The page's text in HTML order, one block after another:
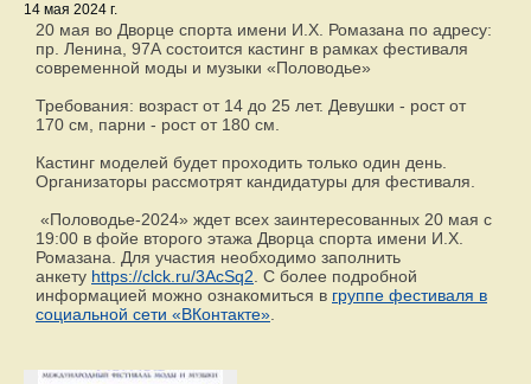
14 мая 2024 г.
20 мая во Дворце спорта имени И.Х. Ромазана по адресу:
пр. Ленина, 97А состоится кастинг в рамках фестиваля
современной моды и музыки «Половодье»
Требования: возраст от 14 до 25 лет. Девушки - рост от
170 см, парни - рост от 180 см.
Кастинг моделей будет проходить только один день.
Организаторы рассмотрят кандидатуры для фестиваля.
«Половодье-2024» ждет всех заинтересованных 20 мая с
19:00 в фойе второго этажа Дворца спорта имени И.Х.
Ромазана. Для участия необходимо заполнить
анкету https://clck.ru/3AcSq2. С более подробной
информацией можно ознакомиться в группе фестиваля в
социальной сети «ВКонтакте».